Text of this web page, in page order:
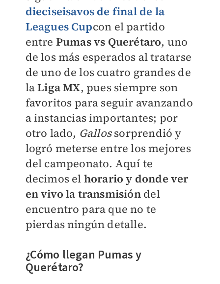
dieciseisavos de final de la
Leagues Cupcon el partido
entre Pumas vs Querétaro, uno
de los más esperados al tratarse
de uno de los cuatro grandes de
laLiga MX, pues siempre son
favoritos para seguir avanzando
a instancias importantes; por
otro lado, Gallossorprendió y
logró meterse entre los mejores
del campeonato. Aquí te
decimos el horario y donde ver
en vivo la transmisióndel
encuentro para que no te
pierdas ningún detalle.
¿Cómo llegan Pumas y
Querétaro?